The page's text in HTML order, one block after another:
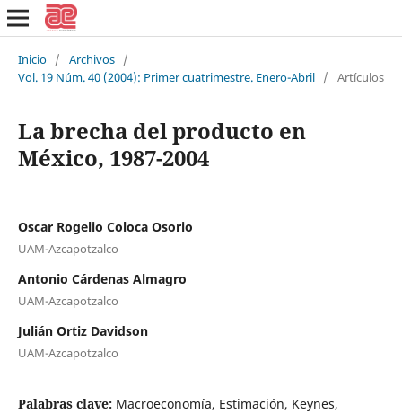
Inicio / Archivos /
Vol. 19 Núm. 40 (2004): Primer cuatrimestre. Enero-Abril / Artículos
La brecha del producto en
México, 1987-2004
Oscar Rogelio Coloca Osorio
UAM-Azcapotzalco
Antonio Cárdenas Almagro
UAM-Azcapotzalco
Julián Ortiz Davidson
UAM-Azcapotzalco
Palabras clave: Macroeconomía, Estimación, Keynes,